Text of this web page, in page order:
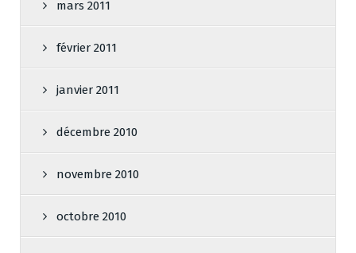
mars 2011
février 2011
janvier 2011
décembre 2010
novembre 2010
octobre 2010